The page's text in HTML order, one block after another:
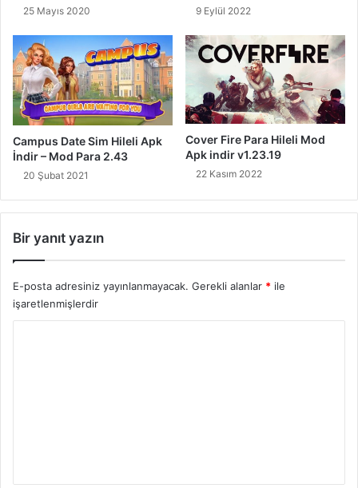
25 Mayıs 2020 9 Eylül 2022
Campus Date Sim Hileli Apk
İndir – Mod Para 2.43
20 Şubat 2021
Cover Fire Para Hileli Mod
Apk indir v1.23.19
22 Kasım 2022
Bir yanıt yazın
E-posta adresiniz yayınlanmayacak. Gerekli alanlar * ile
işaretlenmişlerdir